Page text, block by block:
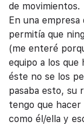
de movimientos.
En una empresa
permitía que
(me enteré
equipo a los
éste no se los
pasaba esto, su
tengo que
como él/ella y